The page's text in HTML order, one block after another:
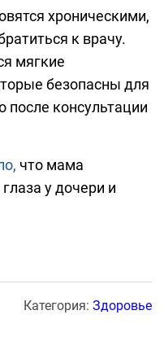
хроническими,
к врачу.
мягкие
безопасны для
после консультации
что мама
у дочери и
Категория: Здоровье